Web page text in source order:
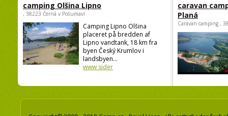
camping Olšina Lipno
, 38223 Černá v Pošumaví
Camping Lipno Olšina
placeret på bredden af
Lipno vandtank, 18 km fra
byen Český Krumlov i
landsbyen...
www sider
caravan
Planá
Caravan camping ,